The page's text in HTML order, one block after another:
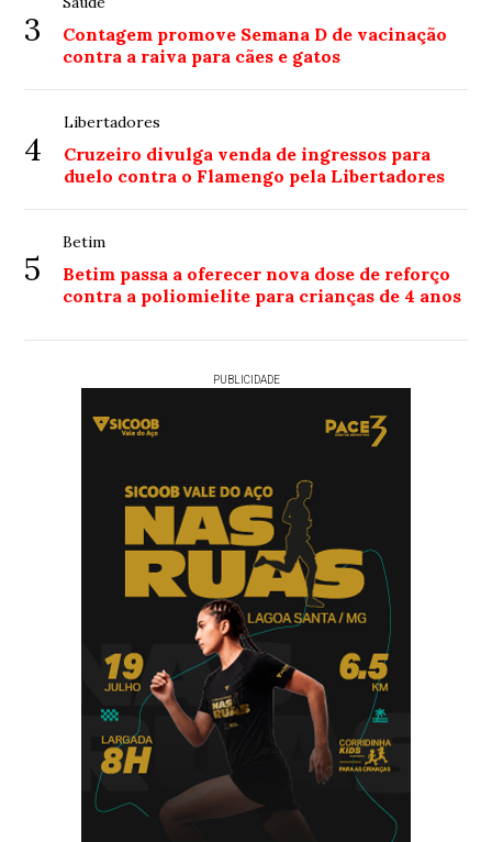
3
Contagem promove Semana D de vacinação
contra a raiva para cães e gatos
4
Libertadores
Cruzeiro divulga venda de ingressos para
duelo contra o Flamengo pela Libertadores
5
Betim
Betim passa a oferecer nova dose de reforço
contra a poliomielite para crianças de 4 anos
PUBLICIDADE